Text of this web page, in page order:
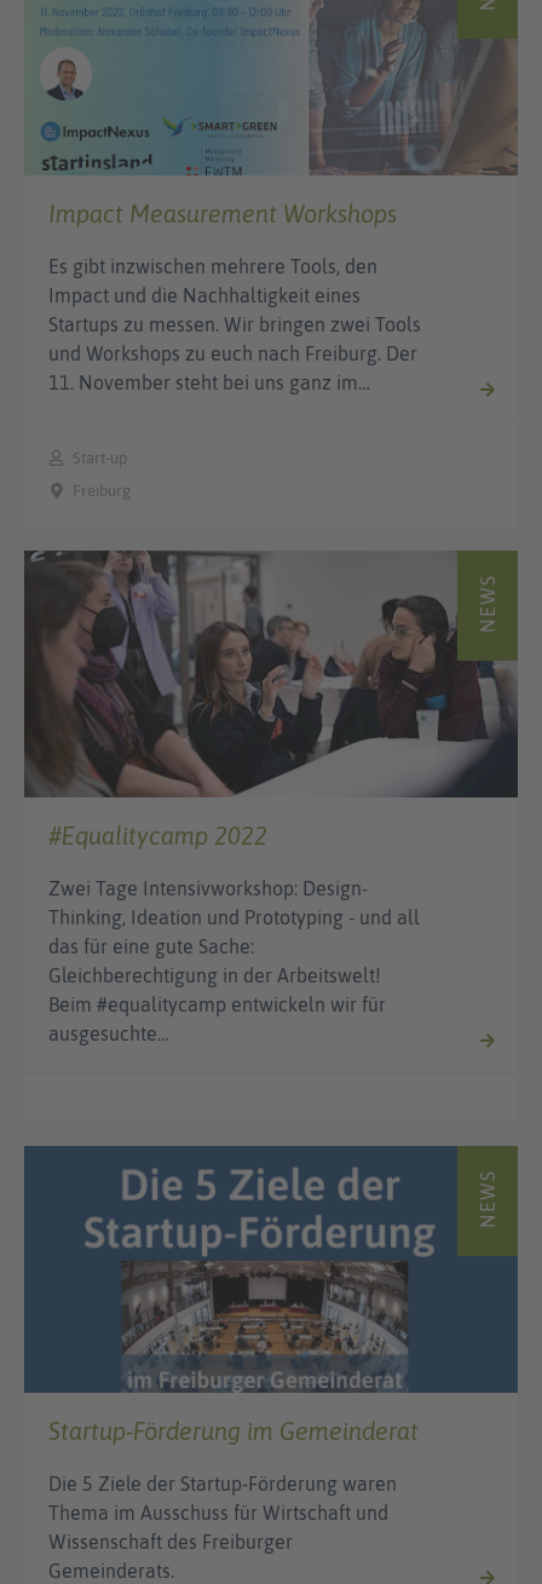
Impact Measurement Workshops
Es gibt inzwischen mehrere Tools, den
Impact und die Nachhaltigkeit eines
Startups zu messen. Wir bringen zwei Tools
und Workshops zu euch nach Freiburg. Der
11. November steht bei uns ganz im…
Start-up
Freiburg
NEWS
#Equalitycamp 2022
Zwei Tage Intensivworkshop: Design-
Thinking, Ideation und Prototyping - und all
das für eine gute Sache:
Gleichberechtigung in der Arbeitswelt!
Beim #equalitycamp entwickeln wir für
ausgesuchte…
NEWS
Startup-Förderung im Gemeinderat
Die 5 Ziele der Startup-Förderung waren
Thema im Ausschuss für Wirtschaft und
Wissenschaft des Freiburger
Gemeinderats.